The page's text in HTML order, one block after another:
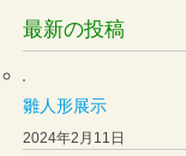
最新の投稿
雛人形展示
2024年2月11日